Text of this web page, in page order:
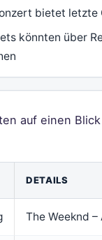
bietet letzte
könnten über
auf einen
DETAILS
The Weeknd